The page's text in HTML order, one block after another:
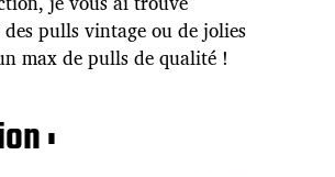
pulls vintage ou de jolies
max de pulls de qualité !
: